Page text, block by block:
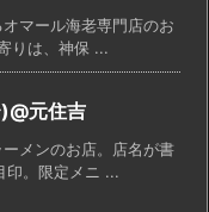
マール海老専門店のお
りは、神保 ...
元住吉
メンのお店。店名が書
印。限定メニ ...